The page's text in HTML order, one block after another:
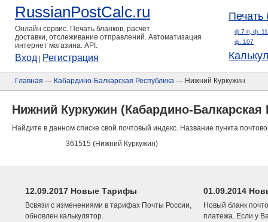
RussianPostCalc.ru
Онлайн сервис. Печать бланков, расчет
доставки, отслеживание отправлений. Автоматизация
интернет магазина. API.
Вход Регистрация
Печать
ф.7-п, ф.
ф. 107
Главная — Кабардино-Балкарская Республика — Нижний Куркужин
Нижний Куркужин (Кабардино-Балкарская
Найдите в данном списке свой почтовый индекс. Название пункта
361515 (Нижний Куркужин)
12.09.2017 Новые Тарифы
Всвязи с изменениями в тарифах Почты России,
обновлен калькулятор.
01.09.2014
Новый бланк
платежа. Если у